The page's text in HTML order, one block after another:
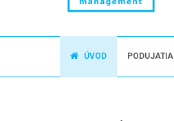
ÚVOD PODUJATIA